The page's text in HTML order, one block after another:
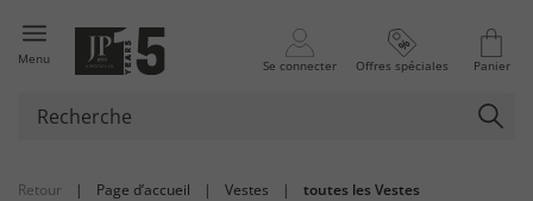
Menu Se connecter Offres spéciales Panier
Retour | Page d’accueil | Vestes | toutes les Vestes